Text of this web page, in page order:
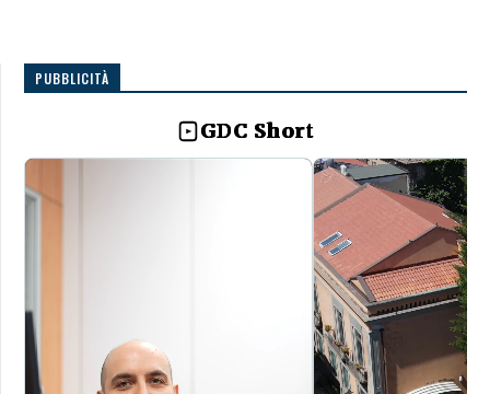
PUBBLICITÀ
GDC Short